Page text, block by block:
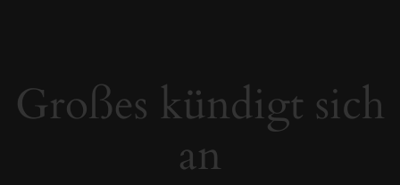
KONTAKT
Großes kündigt sich
an